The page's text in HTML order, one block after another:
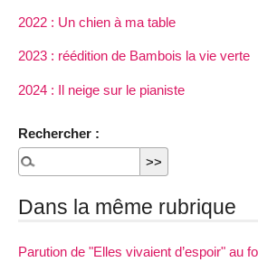
2022 : Un chien à ma table
2023 : réédition de Bambois la vie verte
2024 : Il neige sur le pianiste
Rechercher :
Dans la même rubrique
Parution de "Elles vivaient d’espoir" au